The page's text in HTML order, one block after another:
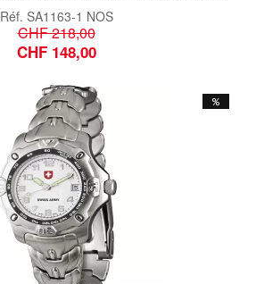
Réf. SA1163-1 NOS
CHF 218,00
CHF 148,00
%